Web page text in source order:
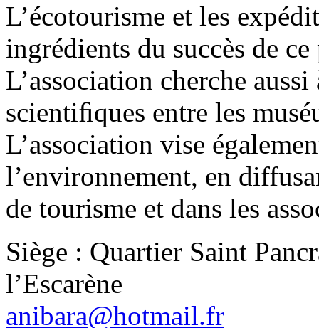
L’écotourisme et les
ingrédients du succès de
L’association cherche
scientiﬁques entre les
L’association vise
l’environnement, en
de tourisme et dans les
Siège : Quartier Saint
l’Escarène
anibara@hotmail.fr